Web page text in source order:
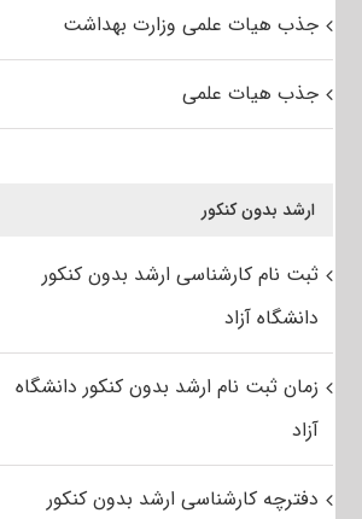
جذب هیات علمی وزارت بهداشت
جذب هیات علمی
ارشد بدون کنکور
ثبت نام کارشناسی ارشد بدون کنکور
دانشگاه آزاد
زمان ثبت نام ارشد بدون کنکور دانشگاه
آزاد
دفترچه کارشناسی ارشد بدون کنکور